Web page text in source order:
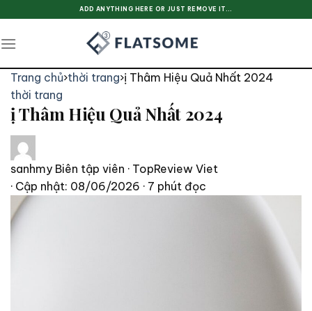
content
ADD ANYTHING HERE OR JUST REMOVE IT...
Trang chủ›thời trang›ị Thâm Hiệu Quả Nhất 2024
thời trang
ị Thâm Hiệu Quả Nhất 2024
sanhmy Biên tập viên · TopReview Viet
· Cập nhật: 08/06/2026 · 7 phút đọc